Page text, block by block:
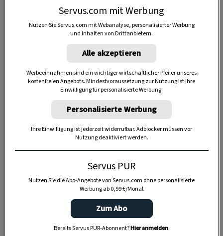
Ist die Ernte im Juni vorbei, wuchern die
Triebemunter weiter –bis zu zwei Meter
Dieses Rezept erschien in Servus in Stadt & Land im
Mai 2015 in der Rubrik „Aus Omas Kochbuch“.
4 Portionen
Servus.com mit Werbung
Nutzen Sie Servus.com mit Webanalyse, personalisierter Werbung
und Inhalten von Drittanbietern.
Alle akzeptieren
Werbeeinnahmen sind ein wichtiger wirtschaftlicher Pfeiler unseres
kostenfreien Angebots. Mindestvoraussetzung zur Nutzung ist Ihre
Einwilligung für personalisierte Werbung.
Personalisierte Werbung
Ihre Einwilligung ist jederzeit widerrufbar. Adblocker müssen vor
Nutzung deaktiviert werden.
Servus PUR
Nutzen Sie die Abo-Angebote von Servus.com ohne personalisierte
Werbung ab 0,99 €/Monat
Zum Abo
Bereits Servus PUR-Abonnent?Hier anmelden.